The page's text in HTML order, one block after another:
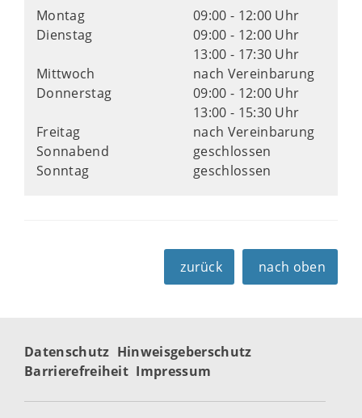
Montag
09:00 - 12:00 Uhr
Dienstag
09:00 - 12:00 Uhr
13:00 - 17:30 Uhr
Mittwoch
nach Vereinbarung
Donnerstag
09:00 - 12:00 Uhr
13:00 - 15:30 Uhr
Freitag
nach Vereinbarung
Sonnabend
geschlossen
Sonntag
geschlossen
zurück nach oben
Datenschutz Hinweisgeberschutz
Barrierefreiheit Impressum